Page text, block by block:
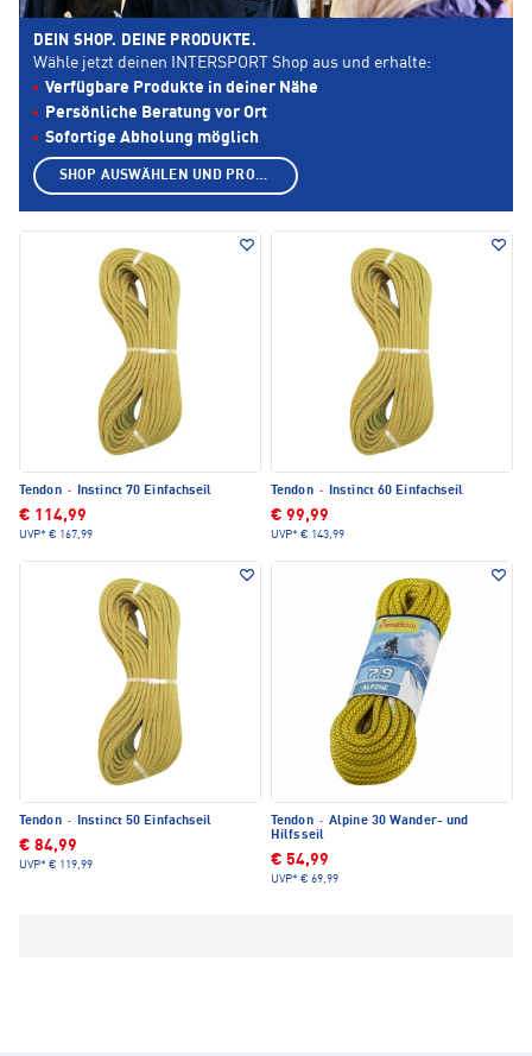
Tendon · Instinct 70 Einfachseil
€ 114,99
UVP* € 167,99
Tendon · Instinct 60 Einfachseil
€ 99,99
UVP* € 143,99
Tendon · Instinct 50 Einfachseil
€ 84,99
UVP* € 119,99
Tendon · Alpine 30 Wander- und
Hilfsseil
€ 54,99
UVP* € 69,99
DEIN SHOP. DEINE PRODUKTE.
Wähle jetzt deinen INTERSPORT Shop aus und erhalte:
Verfügbare Produkte in deiner Nähe
Persönliche Beratung vor Ort
Sofortige Abholung möglich
SHOP AUSWÄHLEN UND PRODUKTE ANZEIGEN